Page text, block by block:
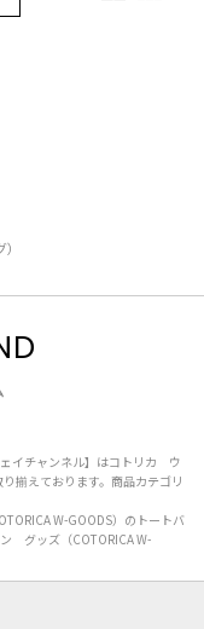
イチャンネル】はコトリカ ウ
揃えております。商品カテゴリ
W-GOODS）のトートバ
グッズ（COTORICA W-